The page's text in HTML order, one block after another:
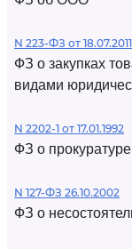
N 223-ФЗ от 18.07.2011
ФЗ о закупках
видами
N 2202-1 от 17.01.1992
ФЗ о прокуратуре
N 127-ФЗ 26.10.2002
ФЗ о